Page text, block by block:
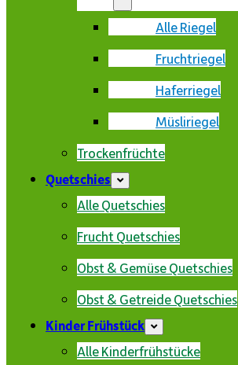
Alle Riegel
Fruchtriegel
Haferriegel
Müsliriegel
Trockenfrüchte
Quetschies
Alle Quetschies
Frucht Quetschies
Obst & Gemüse Quetschies
Obst & Getreide Quetschies
Kinder Frühstück
Alle Kinderfrühstücke